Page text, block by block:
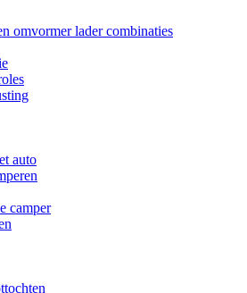
omvormer lader combinaties
auto
camper